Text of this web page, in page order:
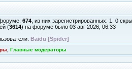
674 , из них зарегистрированных: 1, 0
(3614) на форуме было 03 авг 2026, 06:33
Baidu [Spider]
Главные модераторы